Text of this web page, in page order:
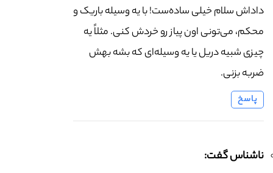
داداش سلام خیلی ساده‌ست! با یه وسیله باریک و
محکم، می‌تونی اون پیاز رو خردش کنی. مثلاً یه
چیزی شبیه دریل یا یه وسیله‌ای که بشه بهش
ضربه بزنی.
پاسخ
ناشناس گفت: